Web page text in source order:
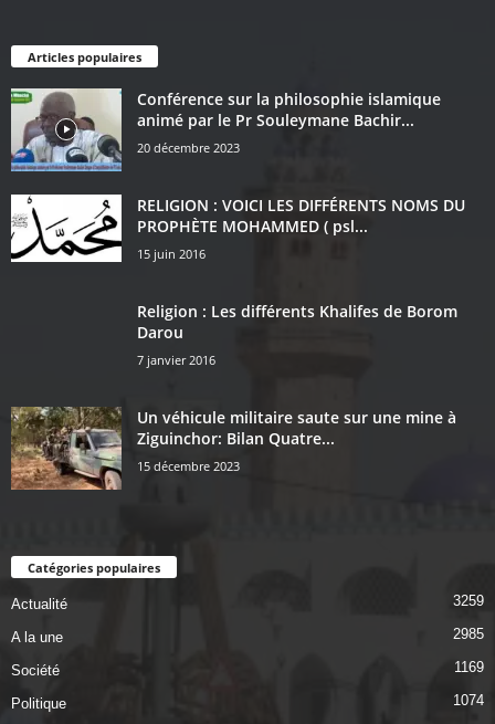
Articles populaires
Conférence sur la philosophie islamique
animé par le Pr Souleymane Bachir...
20 décembre 2023
RELIGION : VOICI LES DIFFÉRENTS NOMS DU
PROPHÈTE MOHAMMED ( psl...
15 juin 2016
Religion : Les différents Khalifes de Borom
Darou
7 janvier 2016
Un véhicule militaire saute sur une mine à
Ziguinchor: Bilan Quatre...
15 décembre 2023
Catégories populaires
Actualité 3259
A la une 2985
Société 1169
Politique 1074